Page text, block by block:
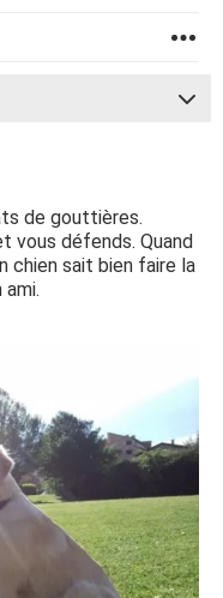
de gouttières.
vous défends. Quand
chien sait bien faire la